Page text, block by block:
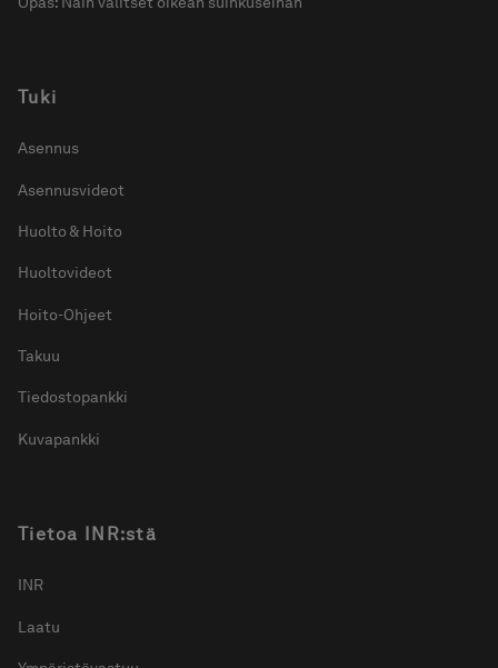
Tuki
Asennus
Asennusvideot
Huolto & Hoito
Huoltovideot
Hoito-Ohjeet
Takuu
Tiedostopankki
Kuvapankki
Tietoa INR:stä
INR
Laatu